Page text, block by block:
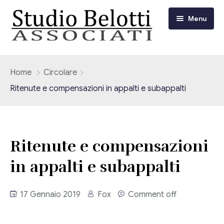
Menu
I nostri servizi
Contabilità
Adempimenti Dichiarativi e Fiscali
Circolari Flash
Eventi
Corsi FAD
Home
Circolare
Ritenute e compensazioni in appalti e subappalti
Ritenute e compensazioni
in appalti e subappalti
17 Gennaio 2019 Fox Comment off